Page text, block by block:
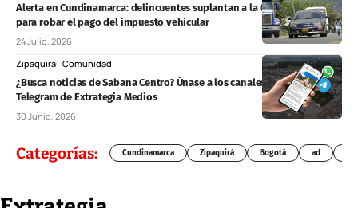
Alerta en Cundinamarca: delincuentes suplantan a la Gobernación
para robar el pago del impuesto vehicular
24 Julio, 2026
Zipaquirá Comunidad
¿Busca noticias de Sabana Centro? Únase a los canales de WhatsApp y
Telegram de Extrategia Medios
30 Junio, 2026
Categorías: Cundinamarca Zipaquirá Bogotá ad